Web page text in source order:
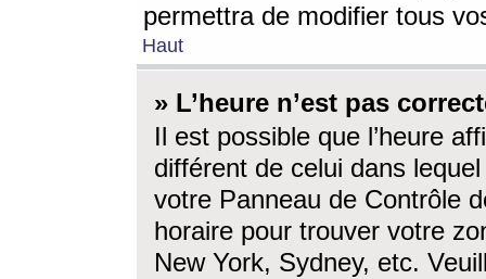
permettra de modifier tous
Haut
» L’heure n’est pas
Il est possible que l’heure
différent de celui dans
votre Panneau de Contrôle
horaire pour trouver votre
New York, Sydney, etc.